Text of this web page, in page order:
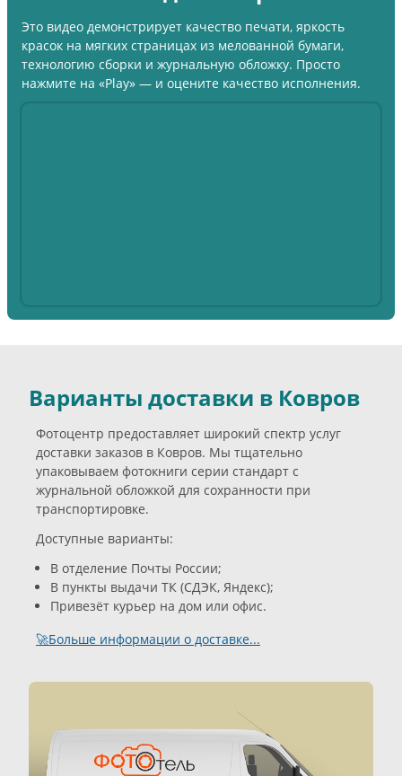
Это видео демонстрирует качество печати, яркость
красок на мягких страницах из мелованной бумаги,
технологию сборки и журнальную обложку. Просто
нажмите на «Play» — и оцените качество исполнения.
Варианты доставки в Ковров
Фотоцентр предоставляет широкий спектр услуг
доставки заказов в Ковров. Мы тщательно
упаковываем фотокниги серии стандарт с
журнальной обложкой для сохранности при
транспортировке.
Доступные варианты:
В отделение Почты России;
В пункты выдачи ТК (СДЭК, Яндекс);
Привезёт курьер на дом или офис.
🚀Больше информации о доставке...